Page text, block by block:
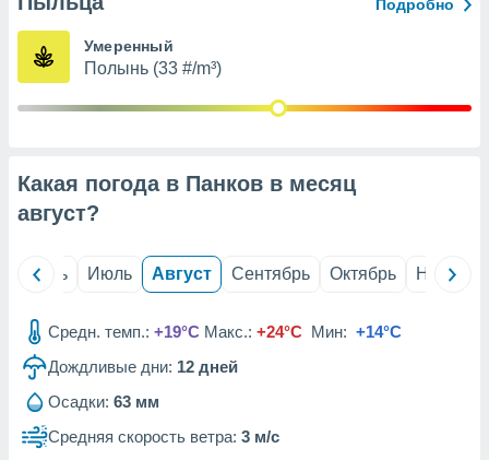
из
рекламы
сведения
Подробно
Умеренный
Полынь (33 #/m³)
Какая погода в Панков в месяц
август?
Июнь Июль Август Сентябрь Октябрь Ноябрь
Средн. темп.: +19°C Макс.: +24°C Мин: +14°C
Дождливые дни: 12 дней
Осадки: 63 мм
Средняя скорость ветра: 3 м/с